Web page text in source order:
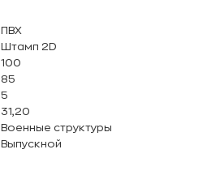
ПВХ
Штамп 2D
100
85
5
31,20
Военные структуры
Выпускной